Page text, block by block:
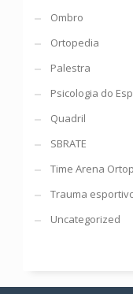
Ombro
Ortopedia
Palestra
Psicologia do
Quadril
SBRATE
Time Arena
Trauma
Uncategorized